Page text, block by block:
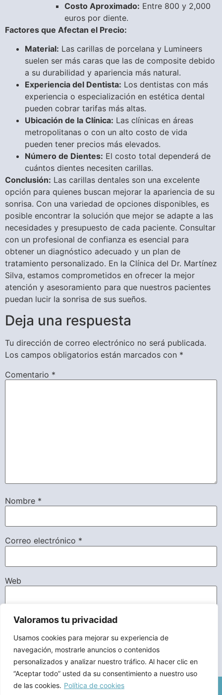
Valoramos tu privacidad
Usamos cookies para mejorar su experiencia de
navegación, mostrarle anuncios o contenidos
personalizados y analizar nuestro tráfico. Al hacer clic en
“Aceptar todo” usted da su consentimiento a nuestro uso
de las cookies. Política de cookies
Costo Aproximado: Entre 800 y 2,000
euros por diente.
Factores que Afectan el Precio:
Material: Las carillas de porcelana y Lumineers
suelen ser más caras que las de composite debido
a su durabilidad y apariencia más natural.
Experiencia del Dentista: Los dentistas con más
experiencia o especialización en estética dental
pueden cobrar tarifas más altas.
Ubicación de la Clínica: Las clínicas en áreas
metropolitanas o con un alto costo de vida
pueden tener precios más elevados.
Número de Dientes: El costo total dependerá de
cuántos dientes necesiten carillas.
Conclusión: Las carillas dentales son una excelente
opción para quienes buscan mejorar la apariencia de su
sonrisa. Con una variedad de opciones disponibles, es
posible encontrar la solución que mejor se adapte a las
necesidades y presupuesto de cada paciente. Consultar
con un profesional de confianza es esencial para
obtener un diagnóstico adecuado y un plan de
tratamiento personalizado. En la Clínica del Dr. Martínez
Silva, estamos comprometidos en ofrecer la mejor
atención y asesoramiento para que nuestros pacientes
puedan lucir la sonrisa de sus sueños.
Deja una respuesta
Tu dirección de correo electrónico no será publicada.
Los campos obligatorios están marcados con *
Comentario *
Nombre *
Correo electrónico *
Web
navegador para la próxima vez que comente.